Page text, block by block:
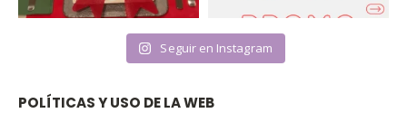
Seguir en Instagram
POLÍTICAS Y USO DE LA WEB